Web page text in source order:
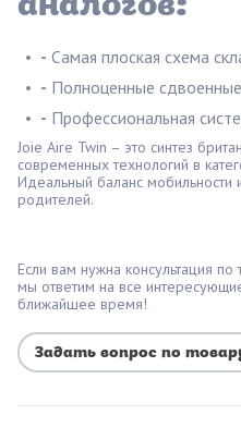
- Самая плоская схема
- Полноценные
- Профессиональная
Joie Aire Twin – это синтез
современных технологий в
Идеальный баланс
родителей.
Если вам нужна консультация
мы ответим на все
ближайшее время!
Задать вопрос по